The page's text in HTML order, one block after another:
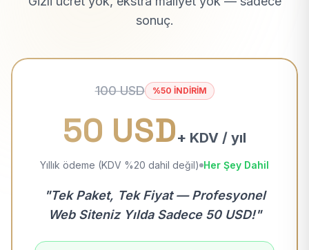
sonuç.
100 USD %50 İNDİRİM
50 USD+ KDV / yıl
Yıllık ödeme (KDV %20 dahil değil) Her Şey Dahil
"Tek Paket, Tek Fiyat — Profesyonel
Web Siteniz Yılda Sadece 50 USD!"